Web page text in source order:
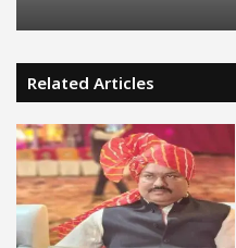
Related Articles